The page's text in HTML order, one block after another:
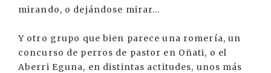
mirando, o dejándose mirar...
Y otro grupo que bien parece una romería, un
concurso de perros de pastor en Oñati, o el
Aberri Eguna, en distintas actitudes, unos más